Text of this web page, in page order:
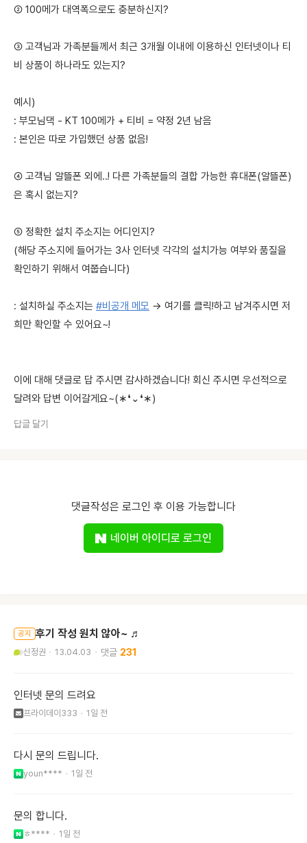
② 100메가 대역폭으로도 충분하신지?
③ 고객님과 가족분들께서 최근 3개월 이내에 이용하신 인터넷이나 티
비 상품이 하나라도 있는지?
예시)
: 부모님댁 - KT 100메가 + 티비 = 약정 2년 남음
: 본인은 따로 가입했던 상품 없음!
④ 고객님 알뜰폰 외에..! 다른 가족분들의 결합 가능한 휴대폰(알뜰폰)
은 혹시 없는지?
⑤ 정확한 설치 주소지는 어디인지?
(해당 주소지에 들어가는 3사 인터넷 각각의 설치가능 여부와 품질을
확인하기 위해서 여쭙습니다)
: 설치하실 주소지는 #비공개 메모 → 여기를 클릭!하고 남겨주시면 저
희만 확인할 수 있어요~!
이에 대해 댓글로 답 주시면 감사하겠습니다! 회신 주시면 우선적으로
달려와 답변 이어갈게요~(∗❛⌄❛∗)
답글 달기
댓글작성은 로그인 후 이용 가능합니다
네이버 아이디로 로그인
공지 후기 작성 원치 않아~ ♬
신정권 13.04.03 231
인터넷 문의 드려요
프라이데이333 1일 전
다시 문의 드립니다.
youn**** 1일 전
문의 합니다.
ㅎ**** 1일 전